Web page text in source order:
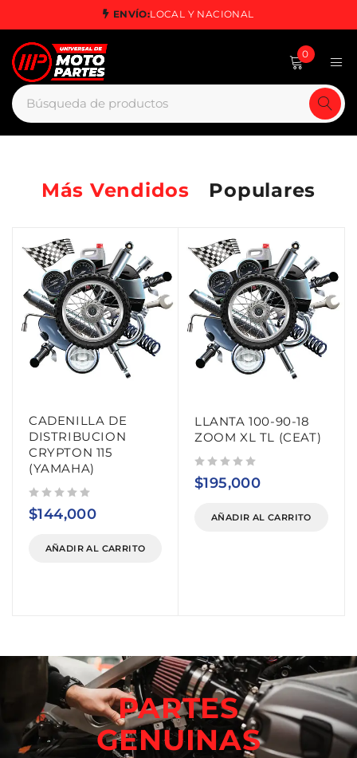
ENVÍO:LOCAL Y NACIONAL
0
Más Vendidos Populares
CADENILLA DE
DISTRIBUCION
CRYPTON 115
(YAMAHA)
$144,000
AÑADIR AL CARRITO
LLANTA 100-90-18
ZOOM XL TL (CEAT)
$195,000
AÑADIR AL CARRITO
PARTES
GENUINAS